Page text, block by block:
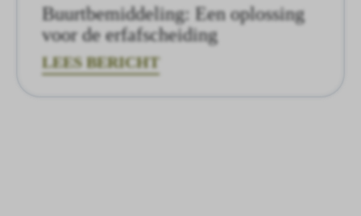
Buurtbemiddeling: Een oplossing
voor de erfafscheiding
LEES BERICHT